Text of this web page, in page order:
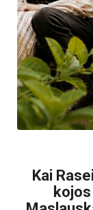
Kai